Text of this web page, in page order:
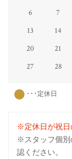
6
7
13
14
20
21
27
28
･･･定休日
※定休日が祝日
※スタッフ個別
認ください。